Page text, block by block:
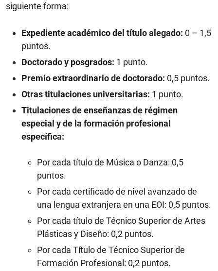
siguiente forma:
Expediente académico del título alegado: 0 – 1,5
puntos.
Doctorado y posgrados: 1 punto.
Premio extraordinario de doctorado: 0,5 puntos.
Otras titulaciones universitarias: 1 punto.
Titulaciones de enseñanzas de régimen
especial y de la formación profesional
específica:
Por cada título de Música o Danza: 0,5
puntos.
Por cada certificado de nivel avanzado de
una lengua extranjera en una EOI: 0,5 puntos.
Por cada título de Técnico Superior de Artes
Plásticas y Diseño: 0,2 puntos.
Por cada Título de Técnico Superior de
Formación Profesional: 0,2 puntos.